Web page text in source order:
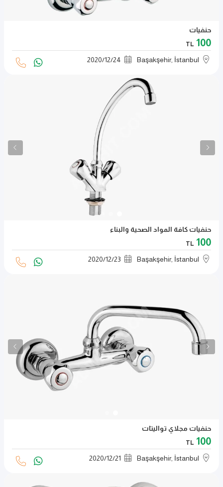
حنفيات
100
TL
Başakşehir, İstanbul
2020/12/24
حنفيات كافة المواد الصحية والبناء
100
TL
Başakşehir, İstanbul
2020/12/23
حنفيات مجلاي تواليتات
100
TL
Başakşehir, İstanbul
2020/12/21